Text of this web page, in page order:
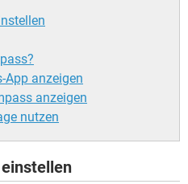
App anzeigen
anzeigen
nutzen